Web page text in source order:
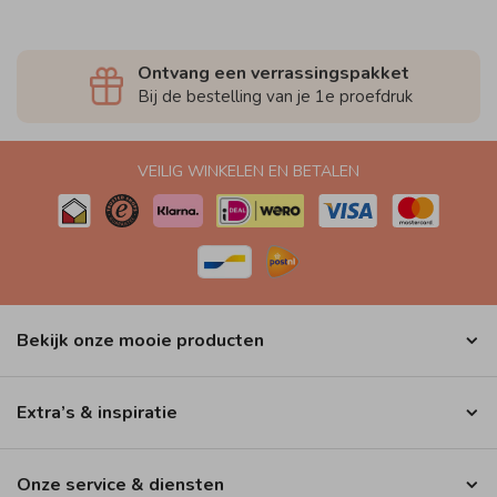
Ontvang een verrassingspakket
Bij de bestelling van je 1e proefdruk
VEILIG WINKELEN EN BETALEN
Bekijk onze mooie producten
Extra’s & inspiratie
Onze service & diensten